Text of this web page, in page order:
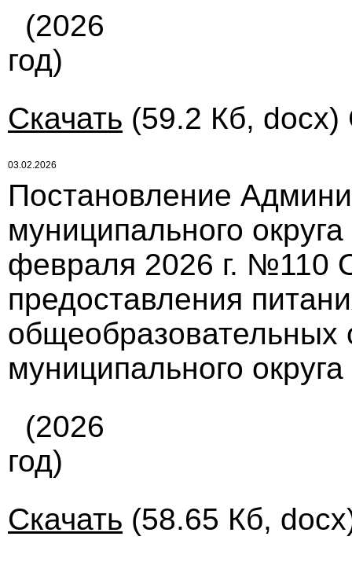
(2026
год)
Скачать (59.2 Кб, docx)
03.02.2026
Постановление
муниципального
февраля 2026 г. №110
предоставления
общеобразовательных
муниципального
(2026
год)
Скачать (58.65 Кб,